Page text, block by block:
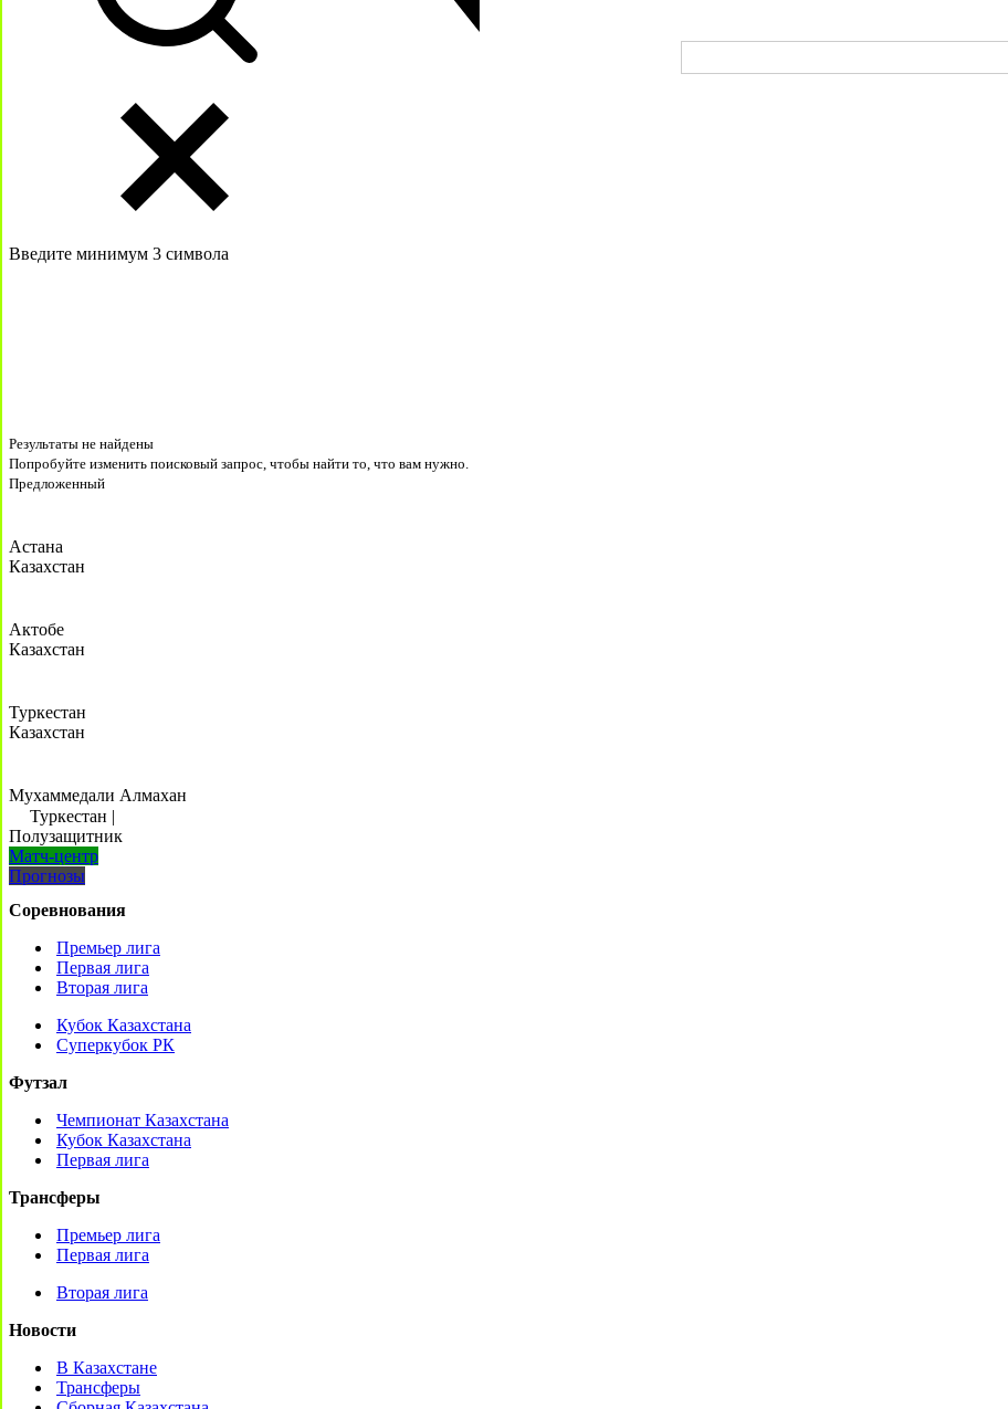
Введите минимум 3 символа
Результаты не найдены
Попробуйте изменить поисковый запрос, чтобы найти то, что вам нужно.
Предложенный
Астана
Казахстан
Актобе
Казахстан
Туркестан
Казахстан
Мухаммедали Алмахан
Туркестан |
Полузащитник
Матч-центр
Прогнозы
Соревнования
Премьер лига
Первая лига
Вторая лига
Кубок Казахстана
Суперкубок РК
Футзал
Чемпионат Казахстана
Кубок Казахстана
Первая лига
Трансферы
Премьер лига
Первая лига
Вторая лига
Новости
В Казахстане
Трансферы